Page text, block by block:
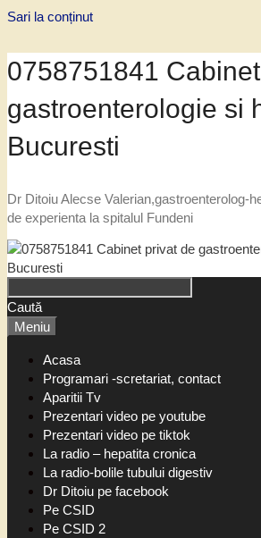
Sari la conținut
0758751841
gastroenterologie si
Bucuresti
Dr Ditoiu Alecse Valerian,gastroenterolog-
de experienta la spitalul Fundeni
Caută
Meniu
Acasa
Programari -scretariat, contact
Aparitii Tv
Prezentari video pe youtube
Prezentari video pe tiktok
La radio – hepatita cronica
La radio-bolile tubului digestiv
Dr Ditoiu pe facebook
Pe CSID
Pe CSID 2